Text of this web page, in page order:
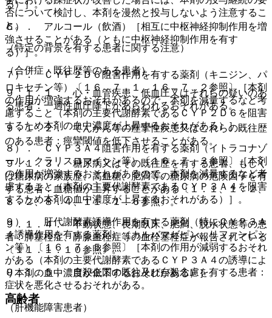
る）］。
６）． アルコール（飲酒）［相互に中枢神経抑制作用を増
強させることがある（ともに中枢神経抑制作用を有す
る）］。
７）． ＣＹＰ２Ｄ６阻害作用を有する薬剤（キニジン、パ
ロキセチン等）〔１６．７．１、１６．７．２参照〕［本剤
の作用が増強するおそれがあるので、本剤を減量するなど考
慮すること（本剤の主要代謝酵素であるＣＹＰ２Ｄ６を阻害
するため本剤の血中濃度が上昇するおそれがある）］。
８）． ＣＹＰ３Ａ４阻害作用を有する薬剤（イトラコナゾ
ール、クラリスロマイシン等）〔１６．７．３参照〕［本剤
の作用が増強するおそれがあるので、本剤を減量するなど考
慮すること（本剤の主要代謝酵素であるＣＹＰ３Ａ４を阻害
するため本剤の血中濃度が上昇するおそれがある）］。
９）． 肝代謝酵素誘導作用を有する薬剤（特にＣＹＰ３Ａ
４誘導作用を有する薬剤）（カルバマゼピン、リファンピシ
ン等）〔１６．７．５参照〕［本剤の作用が減弱するおそれ
がある（本剤の主要代謝酵素であるＣＹＰ３Ａ４の誘導によ
り本剤の血中濃度が低下するおそれがある）］。
高齢者
否について検討し、本剤を漫然と投与しないよう注意するこ
と。
（特定の背景を有する患者に関する注意）
（合併症・既往歴等のある患者）
９．１．１． 心・血管疾患、低血圧又はそれらの疑いのあ
る患者：一過性血圧降下があらわれるおそれがある。
９．１．２． てんかん等の痙攣性疾患又はこれらの既往歴
のある患者：痙攣閾値を低下させることがある。
９．１．３． 糖尿病又はその既往歴を有する患者、もしく
は糖尿病の家族歴、高血糖、肥満等の糖尿病の危険因子を有
する患者：血糖値が上昇することがある〔１．１、１．２、
８．２、８．４、１１．１．６参照〕。
９．１．４． 不動状態、長期臥床、肥満、脱水状態等の患
者：肺塞栓症、静脈血栓症等の血栓塞栓症が報告されている
〔１１．１．１０参照〕。
９．１．５． 自殺企図の既往及び自殺念慮を有する患者：
症状を悪化させるおそれがある。
（肝機能障害患者）